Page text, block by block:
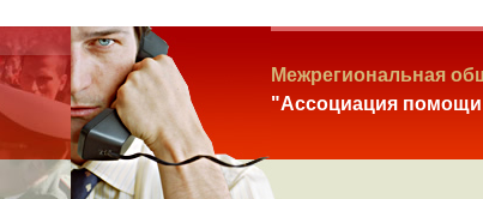
Межрегиональная
"Ассоциация